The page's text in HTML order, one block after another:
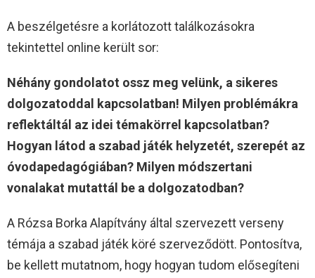
A beszélgetésre a korlátozott találkozásokra
tekintettel online került sor:
Néhány gondolatot ossz meg velünk, a sikeres
dolgozatoddal kapcsolatban! Milyen problémákra
reflektáltál az idei témakörrel kapcsolatban?
Hogyan látod a szabad játék helyzetét, szerepét az
óvodapedagógiában? Milyen módszertani
vonalakat mutattál be a dolgozatodban?
A Rózsa Borka Alapítvány által szervezett verseny
témája a szabad játék köré szerveződött. Pontosítva,
be kellett mutatnom, hogy hogyan tudom elősegíteni